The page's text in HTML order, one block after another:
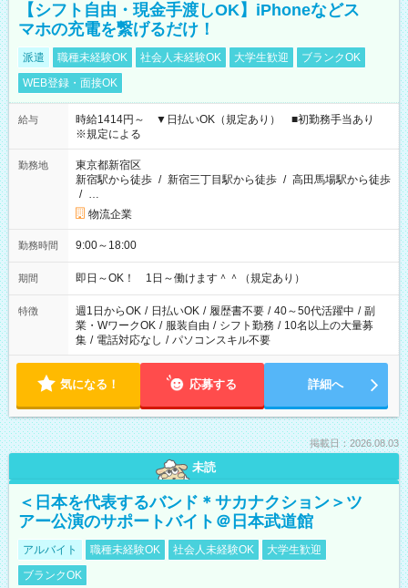
【シフト自由・現金手渡しOK】iPhoneなどス
マホの充電を繋げるだけ！
派遣 職種未経験OK 社会人未経験OK 大学生歓迎
ブランクOK
WEB登録・面接OK
給与
時給1414円～ ▼日払いOK（規定あり） ■初勤務手当あり
※規定による
勤務地
東京都新宿区
新宿駅から徒歩 / 新宿三丁目駅から徒歩 / 高田馬場駅から徒歩
/ …
物流企業
勤務時間 9:00～18:00
期間 即日～OK！ 1日～働けます＾＾（規定あり）
特徴 週1日からOK / 日払いOK / 履歴書不要 / 40～50代活躍中 / 副
業・WワークOK / 服装自由 / シフト勤務 / 10名以上の大量募
集 / 電話対応なし / パソコンスキル不要
気になる！ 応募する 詳細へ
掲載日：2026.08.03
未読
＜日本を代表するバンド＊サカナクション＞ツ
アー公演のサポートバイト＠日本武道館
アルバイト 職種未経験OK 社会人未経験OK
大学生歓迎
ブランクOK